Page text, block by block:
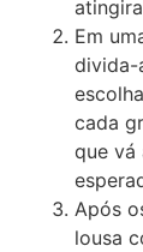
Em
divida-
cada
que vá
Após
lousa